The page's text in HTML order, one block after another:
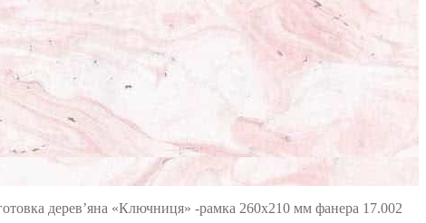
дерев’яна «Ключниця» -рамка 260х210 мм фанера 17.002